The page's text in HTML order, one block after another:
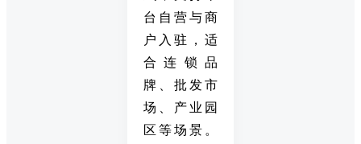
台自营与商
户入驻，适
合连锁品
牌、批发市
场、产业园
区等场景。